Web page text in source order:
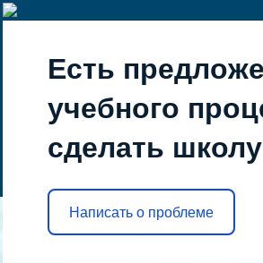
Есть
учебного
сделать
Написать о проблеме